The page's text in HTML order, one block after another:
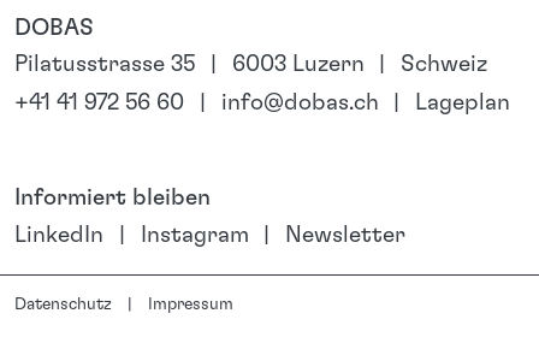
DOBAS
Pilatusstrasse 35
6003 Luzern
Schweiz
+41 41 972 56 60
info@dobas.ch Lageplan
Informiert bleiben
LinkedIn
Instagram Newsletter
Datenschutz Impressum